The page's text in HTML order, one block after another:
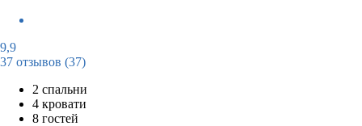
9,9
37 отзывов (37)
2 спальни
4 кровати
8 гостей